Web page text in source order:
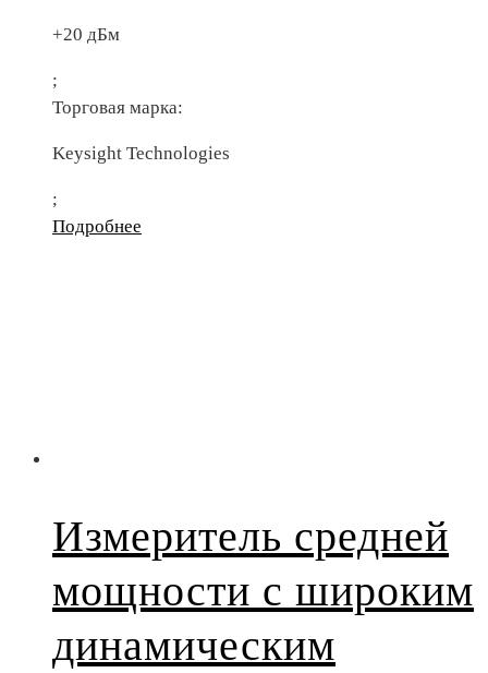
+20 дБм
;
Торговая марка:
Keysight Technologies
;
Подробнее
Измеритель средней
мощности с широким
динамическим